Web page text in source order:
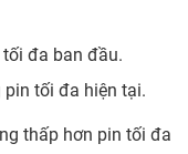
đa ban đầu.
tối đa hiện tại.
thấp hơn pin tối đa